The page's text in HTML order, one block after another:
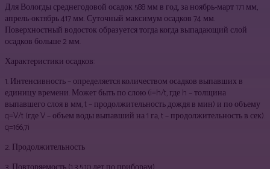
Для Вологды среднегодовой осадок 588 мм в год, за ноябрь-март 171 мм,
апрель-октябрь 417 мм. Суточный максимум осадков 74 мм.
Поверхностный водосток образуется тогда когда выпадающий слой
осадков больше 2 мм.
Характеристики осадков:
1. Интенсивность – определяется количеством осадков выпавших в
единицу времени. Может быть по слою (i=h/t, где h – толщина
выпавшего слоя в мм, t – продолжительность дождя в мин) и по объему
q=V/t (где V – объем воды выпавший на 1 га, t – продолжительность в сек).
q=166,7i
2. Продолжительность